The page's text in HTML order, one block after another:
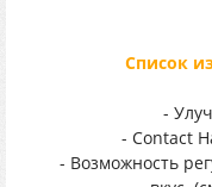
Список
-
- Contact
- Возможность